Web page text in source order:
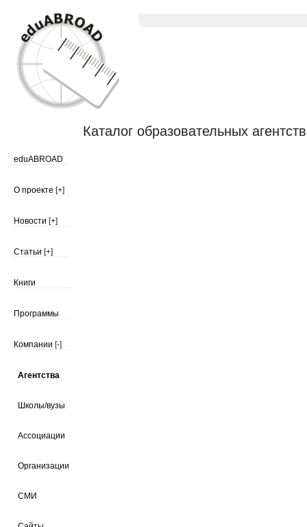
Каталог образовательных
eduABROAD
О проекте [+]
Новости [+]
Статьи [+]
Книги
Программы
Компании [-]
Агентства
Школы/вузы
Ассоциации
Организации
СМИ